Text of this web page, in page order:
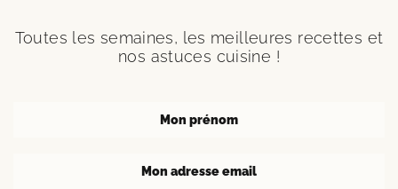
Toutes les semaines, les meilleures recettes et
nos astuces cuisine !